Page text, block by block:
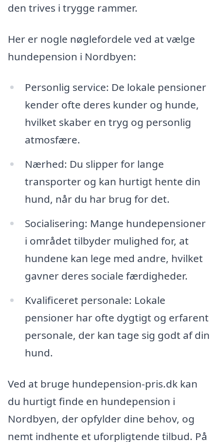
den trives i trygge rammer.
Her er nogle nøglefordele ved at vælge
hundepension i Nordbyen:
Personlig service: De lokale pensioner
kender ofte deres kunder og hunde,
hvilket skaber en tryg og personlig
atmosfære.
Nærhed: Du slipper for lange
transporter og kan hurtigt hente din
hund, når du har brug for det.
Socialisering: Mange hundepensioner
i området tilbyder mulighed for, at
hundene kan lege med andre, hvilket
gavner deres sociale færdigheder.
Kvalificeret personale: Lokale
pensioner har ofte dygtigt og erfarent
personale, der kan tage sig godt af din
hund.
Ved at bruge hundepension-pris.dk kan
du hurtigt finde en hundepension i
Nordbyen, der opfylder dine behov, og
nemt indhente et uforpligtende tilbud. På